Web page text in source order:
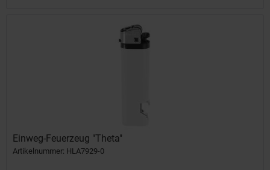
Einweg-Feuerzeug "Theta"
Artikelnummer: HLA7929-0